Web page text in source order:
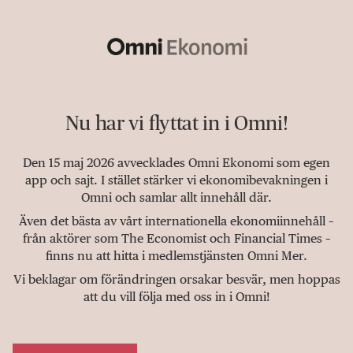
Nu har vi flyttat in i Omni!
Den 15 maj 2026 avvecklades Omni Ekonomi som egen
app och sajt. I stället stärker vi ekonomibevakningen i
Omni och samlar allt innehåll där.
Även det bästa av vårt internationella ekonomiinnehåll –
från aktörer som The Economist och Financial Times –
finns nu att hitta i medlemstjänsten Omni Mer.
Vi beklagar om förändringen orsakar besvär, men hoppas
att du vill följa med oss in i Omni!